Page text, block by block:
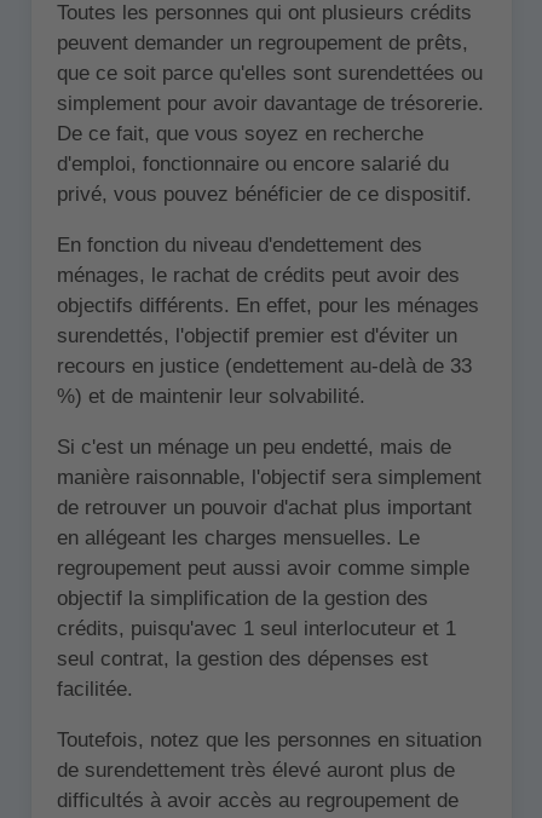
Toutes les personnes qui ont plusieurs crédits
peuvent demander un regroupement de prêts,
que ce soit parce qu'elles sont surendettées ou
simplement pour avoir davantage de trésorerie.
De ce fait, que vous soyez en recherche
d'emploi, fonctionnaire ou encore salarié du
privé, vous pouvez bénéficier de ce dispositif.
En fonction du niveau d'endettement des
ménages, le rachat de crédits peut avoir des
objectifs différents. En effet, pour les ménages
surendettés, l'objectif premier est d'éviter un
recours en justice (endettement au-delà de 33
%) et de maintenir leur solvabilité.
Si c'est un ménage un peu endetté, mais de
manière raisonnable, l'objectif sera simplement
de retrouver un pouvoir d'achat plus important
en allégeant les charges mensuelles. Le
regroupement peut aussi avoir comme simple
objectif la simplification de la gestion des
crédits, puisqu'avec 1 seul interlocuteur et 1
seul contrat, la gestion des dépenses est
facilitée.
Toutefois, notez que les personnes en situation
de surendettement très élevé auront plus de
difficultés à avoir accès au regroupement de